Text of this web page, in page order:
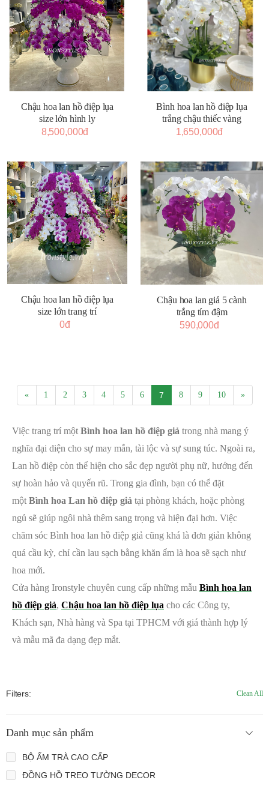
Chậu hoa lan hồ điệp lụa
size lớn hình ly
8,500,000đ
Bình hoa lan hồ điệp lụa
trắng chậu thiếc vàng
1,650,000đ
Chậu hoa lan hồ điệp lụa
size lớn trang trí
0đ
Chậu hoa lan giả 5 cành
trắng tím đậm
590,000đ
« 1 2 3 4 5 6 7 8 9 10 »
Việc trang trí một Bình hoa lan hồ điệp giả trong nhà mang ý
nghĩa đại diện cho sự may mắn, tài lộc và sự sung túc. Ngoài ra,
Lan hồ điệp còn thể hiện cho sắc đẹp người phụ nữ, hướng đến
sự hoàn hảo và quyến rũ. Trong gia đình, bạn có thể đặt
một Bình hoa Lan hồ điệp giả tại phòng khách, hoặc phòng
ngủ sẽ giúp ngôi nhà thêm sang trọng và hiện đại hơn. Việc
chăm sóc Bình hoa lan hồ điệp giả cũng khá là đơn giản không
quá cầu kỳ, chỉ cần lau sạch bằng khăn ẩm là hoa sẽ sạch như
hoa mới.
Cửa hàng Ironstyle chuyên cung cấp những mẫu Bình hoa lan
hồ điệp giả, Chậu hoa lan hồ điệp lụa cho các Công ty,
Khách sạn, Nhà hàng và Spa tại TPHCM với giá thành hợp lý
và mẫu mã đa dạng đẹp mắt.
Filters: Clean All
Danh mục sản phẩm
BỘ ẤM TRÀ CAO CẤP
ĐỒNG HỒ TREO TƯỜNG DECOR